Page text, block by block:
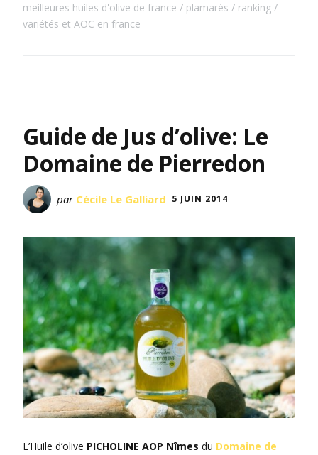
meilleures huiles d'olive de france
plamarès
ranking
variétés et AOC en france
Guide de Jus d’olive: Le
Domaine de Pierredon
par Cécile Le Galliard 5 JUIN 2014
L’Huile d’olive PICHOLINE AOP Nîmes du Domaine de